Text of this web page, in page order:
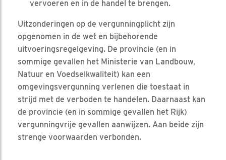
vervoeren en in de handel te brengen.
Uitzonderingen op de vergunningplicht zijn
opgenomen in de wet en bijbehorende
uitvoeringsregelgeving. De provincie (en in
sommige gevallen het Ministerie van Landbouw,
Natuur en Voedselkwaliteit) kan een
omgevingsvergunning verlenen die toestaat in
strijd met de verboden te handelen. Daarnaast kan
de provincie (en in sommige gevallen het Rijk)
vergunningvrije gevallen aanwijzen. Aan beide zijn
strenge voorwaarden verbonden.